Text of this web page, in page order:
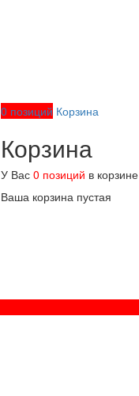
0 позиций Корзина
Корзина
У Вас 0 позиций в корзине
Ваша корзина пустая